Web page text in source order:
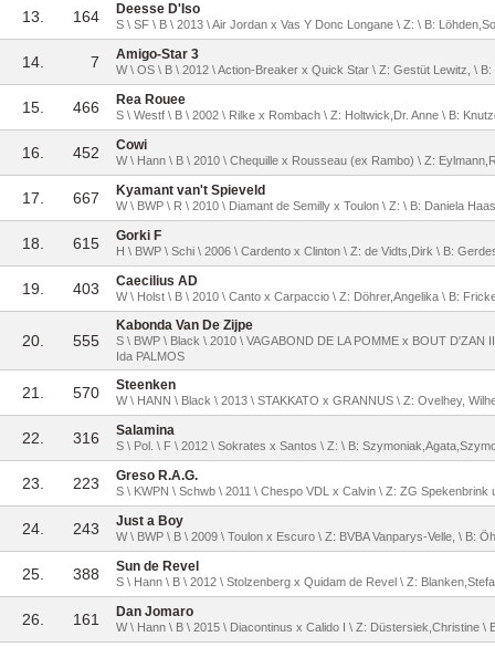
13. 164 Deesse D'Iso
S \ SF \ B \ 2013 \ Air Jordan x Vas Y Donc Longane \ Z: \ B:
14. 7 Amigo-Star 3
W \ OS \ B \ 2012 \ Action-Breaker x Quick Star \ Z: Gestüt Lewitz, \ B:
15. 466 Rea Rouee
S \ Westf \ B \ 2002 \ Rilke x Rombach \ Z: Holtwick,Dr. Anne \ B:
16. 452 Cowi
W \ Hann \ B \ 2010 \ Chequille x Rousseau (ex Rambo) \ Z:
17. 667 Kyamant van't Spieveld
W \ BWP \ R \ 2010 \ Diamant de Semilly x Toulon \ Z: \ B: Daniela
18. 615 Gorki F
H \ BWP \ Schi \ 2006 \ Cardento x Clinton \ Z: de Vidts,Dirk \ B:
19. 403 Caecilius AD
W \ Holst \ B \ 2010 \ Canto x Carpaccio \ Z: Döhrer,Angelika \ B:
20. 555
Kabonda Van De Zijpe
S \ BWP \ Black \ 2010 \ VAGABOND DE LA POMME x BOUT D'ZAN
Ida PALMOS
21. 570 Steenken
W \ HANN \ Black \ 2013 \ STAKKATO x GRANNUS \ Z: Ovelhey,
22. 316 Salamina
S \ Pol. \ F \ 2012 \ Sokrates x Santos \ Z: \ B:
23. 223 Greso R.A.G.
S \ KWPN \ Schwb \ 2011 \ Chespo VDL x Calvin \ Z: ZG Spekenbrink
24. 243 Just a Boy
W \ BWP \ B \ 2009 \ Toulon x Escuro \ Z: BVBA Vanparys-Velle, \ B:
25. 388 Sun de Revel
S \ Hann \ B \ 2012 \ Stolzenberg x Quidam de Revel \ Z:
26. 161 Dan Jomaro
W \ Hann \ B \ 2015 \ Diacontinus x Calido I \ Z: Düstersiek,Christine \